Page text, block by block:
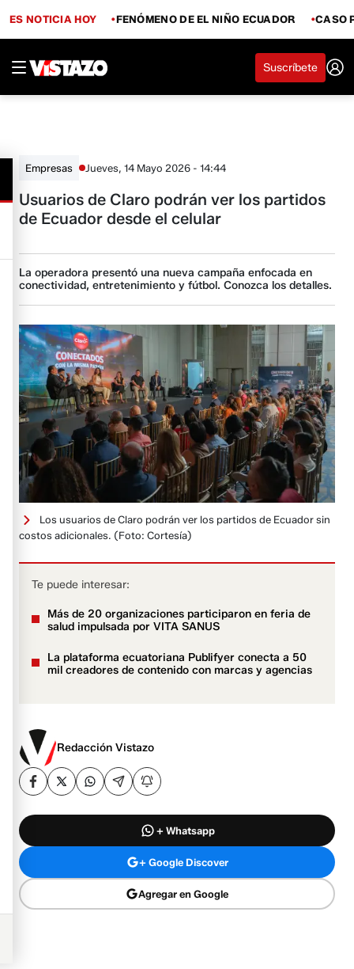
ES NOTICIA HOY FENÓMENO DE EL NIÑO ECUADOR CASO
Suscríbete
Empresas Jueves, 14 Mayo 2026 - 14:44
Usuarios de Claro podrán ver los partidos
de Ecuador desde el celular
La operadora presentó una nueva campaña enfocada en
conectividad, entretenimiento y fútbol. Conozca los detalles.
Los usuarios de Claro podrán ver los partidos de Ecuador sin
costos adicionales. (Foto: Cortesía)
Te puede interesar:
Más de 20 organizaciones participaron en feria de
salud impulsada por VITA SANUS
La plataforma ecuatoriana Publifyer conecta a 50
mil creadores de contenido con marcas y agencias
Redacción Vistazo
+ Whatsapp
+ Google Discover
Agregar en Google